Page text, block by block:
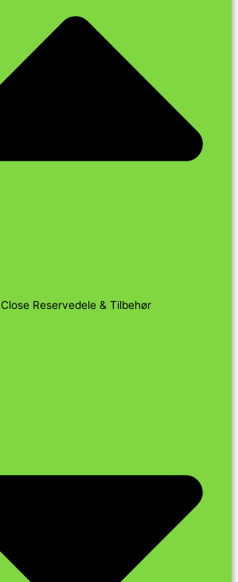
Close Reservedele & Tilbehør